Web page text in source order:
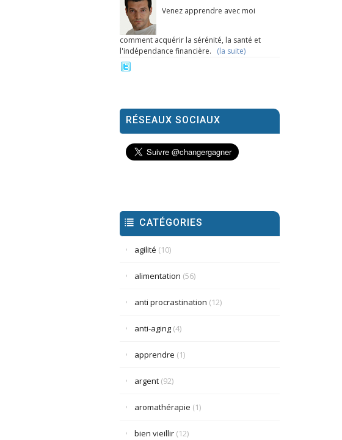
Venez apprendre avec moi
comment acquérir la sérénité, la santé et
l'indépendance financière. (la suite)
RÉSEAUX SOCIAUX
CATÉGORIES
agilité (10)
alimentation (56)
anti procrastination (12)
anti-aging(4)
apprendre (1)
argent(92)
aromathérapie (1)
bien vieillir(12)